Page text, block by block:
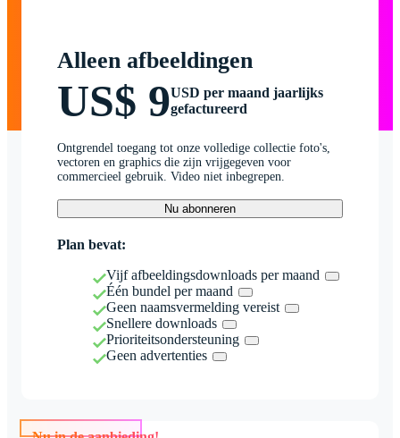
Alleen afbeeldingen
US$ 9USD per maand jaarlijks
gefactureerd
Ontgrendel toegang tot onze volledige collectie foto's,
vectoren en graphics die zijn vrijgegeven voor
commercieel gebruik. Video niet inbegrepen.
Nu abonneren
Plan bevat:
Vijf afbeeldingsdownloads per maand
Één bundel per maand
Geen naamsvermelding vereist
Snellere downloads
Prioriteitsondersteuning
Geen advertenties
Nu in de aanbieding!